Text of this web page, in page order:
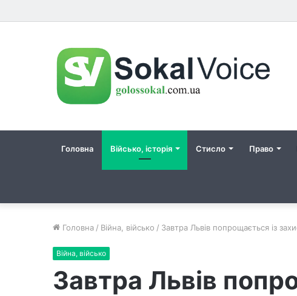
Головна Військо, історія Стисло Право
Головна / Війна, військо / Завтра Львів попрощається із
Війна, військо
Завтра Львів